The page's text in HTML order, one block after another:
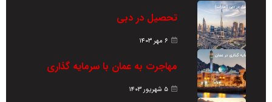
تحصیل در دبی
۶ مهر ۱۴۰۳
مهاجرت به عمان با سرمایه گذاری
۵ شهریور ۱۴۰۳